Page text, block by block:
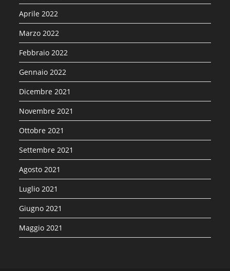
Aprile 2022
Marzo 2022
Febbraio 2022
Gennaio 2022
Dicembre 2021
Novembre 2021
Ottobre 2021
Settembre 2021
Agosto 2021
Luglio 2021
Giugno 2021
Maggio 2021